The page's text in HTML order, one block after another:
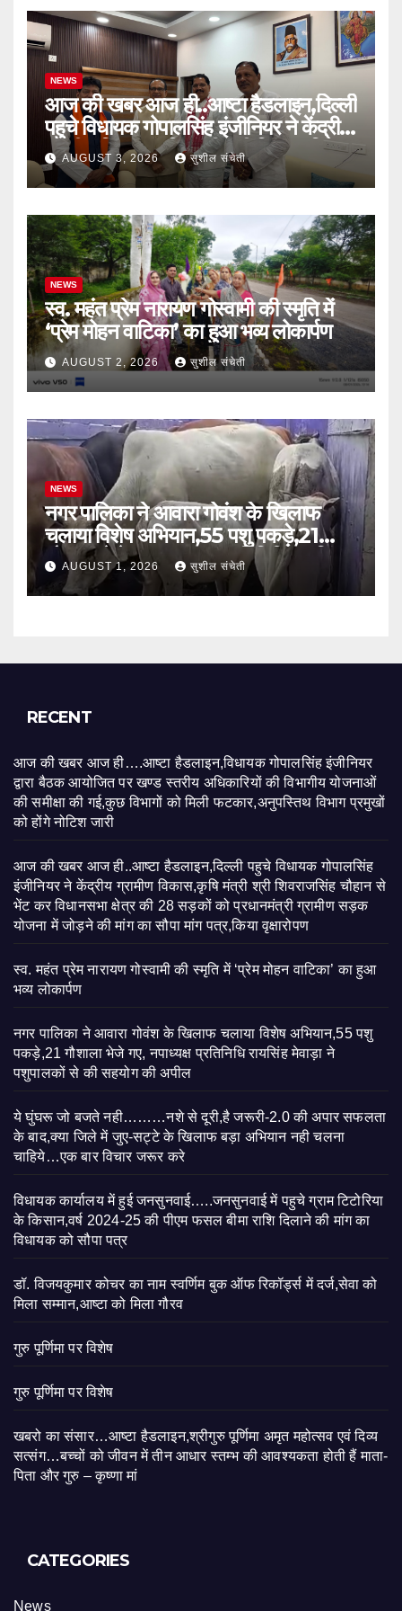
प्रमुखों को होंगे नोटिश जारी
NEWS
आज की खबर आज ही..आष्टा हैडलाइन,दिल्ली
पहुचे विधायक गोपालसिंह इंजीनियर ने केंद्रीय
ग्रामीण विकास,कृषि मंत्री श्री शिवराजसिंह
चौहान से भेंट कर विधानसभा क्षेत्र की 28
सड़कों को प्रधानमंत्री ग्रामीण सड़क योजना
में जोड़ने की मांग का सौपा मांग पत्र,किया
वृक्षारोपण
AUGUST 3, 2026 सुशील संचेती
NEWS
स्व. महंत प्रेम नारायण गोस्वामी की स्मृति में
‘प्रेम मोहन वाटिका’ का हुआ भव्य लोकार्पण
AUGUST 2, 2026 सुशील संचेती
NEWS
नगर पालिका ने आवारा गोवंश के खिलाफ
चलाया विशेष अभियान,55 पशु पकड़े,21
गौशाला भेजे गए, नपाध्यक्ष प्रतिनिधि रायसिंह
मेवाड़ा ने पशुपालकों से की सहयोग की अपील
AUGUST 1, 2026 सुशील संचेती
RECENT
आज की खबर आज ही….आष्टा हैडलाइन,विधायक गोपालसिंह इंजीनियर
द्वारा बैठक आयोजित पर खण्ड स्तरीय अधिकारियों की विभागीय योजनाओं
की समीक्षा की गई,कुछ विभागों को मिली फटकार,अनुपस्तिथ विभाग प्रमुखों
को होंगे नोटिश जारी
आज की खबर आज ही..आष्टा हैडलाइन,दिल्ली पहुचे विधायक गोपालसिंह
इंजीनियर ने केंद्रीय ग्रामीण विकास,कृषि मंत्री श्री शिवराजसिंह चौहान से
भेंट कर विधानसभा क्षेत्र की 28 सड़कों को प्रधानमंत्री ग्रामीण सड़क
योजना में जोड़ने की मांग का सौपा मांग पत्र,किया वृक्षारोपण
स्व. महंत प्रेम नारायण गोस्वामी की स्मृति में ‘प्रेम मोहन वाटिका’ का हुआ
भव्य लोकार्पण
नगर पालिका ने आवारा गोवंश के खिलाफ चलाया विशेष अभियान,55 पशु
पकड़े,21 गौशाला भेजे गए, नपाध्यक्ष प्रतिनिधि रायसिंह मेवाड़ा ने
पशुपालकों से की सहयोग की अपील
ये घुंघरू जो बजते नही………नशे से दूरी,है जरूरी-2.0 की अपार सफलता
के बाद,क्या जिले में जुए-सट्टे के खिलाफ बड़ा अभियान नही चलना
चाहिये…एक बार विचार जरूर करे
विधायक कार्यालय में हुई जनसुनवाई…..जनसुनवाई में पहुचे ग्राम टिटोरिया
के किसान,वर्ष 2024-25 की पीएम फसल बीमा राशि दिलाने की मांग का
विधायक को सौपा पत्र
डॉ. विजयकुमार कोचर का नाम स्वर्णिम बुक ऑफ रिकॉर्ड्स में दर्ज,सेवा को
मिला सम्मान,आष्टा को मिला गौरव
गुरु पूर्णिमा पर विशेष
गुरु पूर्णिमा पर विशेष
खबरो का संसार…आष्टा हैडलाइन,श्रीगुरु पूर्णिमा अमृत महोत्सव एवं दिव्य
सत्संग…बच्चों को जीवन में तीन आधार स्तम्भ की आवश्यकता होती हैं माता-
पिता और गुरु – कृष्णा मां
CATEGORIES
News